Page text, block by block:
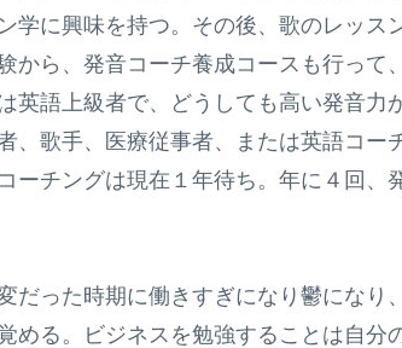
学に興味を持つ。その後、歌のレッ
から、発音コーチ養成コースも行って
英語上級者で、どうしても高い発音
、歌手、医療従事者、または英語コ
ーチングは現在１年待ち。年に４回、
だった時期に働きすぎになり鬱になり
める。ビジネスを勉強することは自分